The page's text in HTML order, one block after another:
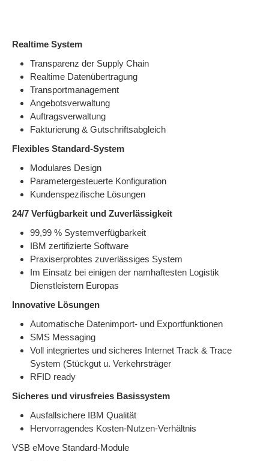
Realtime System
Transparenz der Supply Chain
Realtime Datenübertragung
Transportmanagement
Angebotsverwaltung
Auftragsverwaltung
Fakturierung & Gutschriftsabgleich
Flexibles Standard-System
Modulares Design
Parametergesteuerte Konfiguration
Kundenspezifische Lösungen
24/7 Verfügbarkeit und Zuverlässigkeit
99,99 % Systemverfügbarkeit
IBM zertifizierte Software
Praxiserprobtes zuverlässiges System
Im Einsatz bei einigen der namhaftesten Logistik
Dienstleistern Europas
Innovative Lösungen
Automatische Datenimport- und Exportfunktionen
SMS Messaging
Voll integriertes und sicheres Internet Track & Trace
System (Stückgut u. Verkehrsträger
RFID ready
Sicheres und virusfreies Basissystem
Ausfallsichere IBM Qualität
Hervorragendes Kosten-Nutzen-Verhältnis
VSB eMove Standard-Module